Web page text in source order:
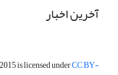
آخرین اخبار
is licensed underCC BY-